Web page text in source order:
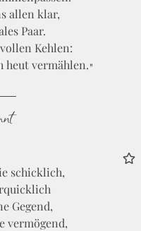
allen klar,
Paar.
Kehlen:
heut vermählen.
schicklich,
Gegend,
vermögend,